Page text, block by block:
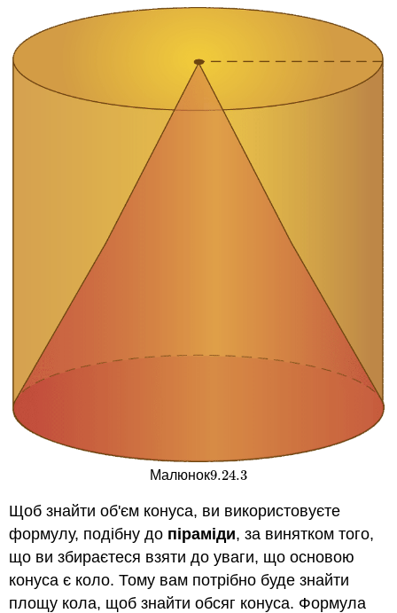
Малюнок9.24.3
9.24.3
Щоб знайти об'єм конуса, ви використовуєте
формулу, подібну до піраміди, за винятком того,
що ви збираєтеся взяти до уваги, що основою
конуса є коло. Тому вам потрібно буде знайти
площу кола, щоб знайти обсяг конуса. Формула